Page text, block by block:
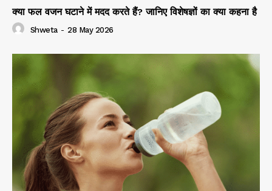
क्या फल वजन घटाने में मदद करते हैं? जानिए विशेषज्ञों का क्या कहना है
Shweta - 28 May 2026